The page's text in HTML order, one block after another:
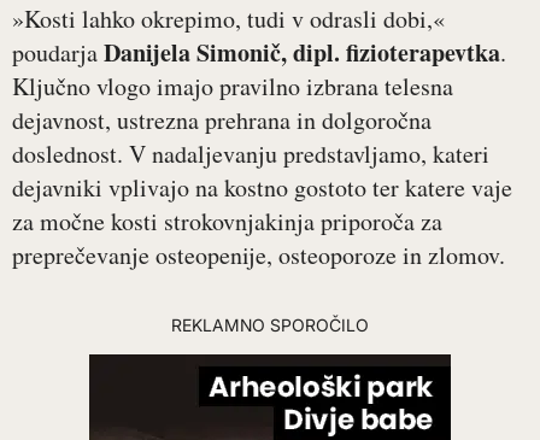
»Kosti lahko okrepimo, tudi v odrasli dobi,«
poudarjaDanijela Simonič, dipl. fizioterapevtka.
Ključno vlogo imajo pravilno izbrana telesna
dejavnost, ustrezna prehrana in dolgoročna
doslednost. V nadaljevanju predstavljamo, kateri
dejavniki vplivajo na kostno gostoto ter katere vaje
za močne kosti strokovnjakinja priporoča za
preprečevanje osteopenije, osteoporoze in zlomov.
REKLAMNO SPOROČILO